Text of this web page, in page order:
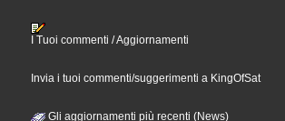
I Tuoi commenti / Aggiornamenti
Invia i tuoi commenti/suggerimenti a KingOfSat
Gli aggiornamenti più recenti (News)